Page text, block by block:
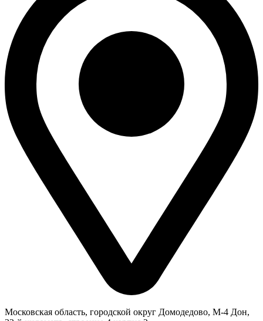
Московская область, городской округ Домодедово, М-4 Дон,